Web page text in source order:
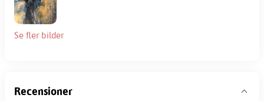
Se fler bilder
Recensioner